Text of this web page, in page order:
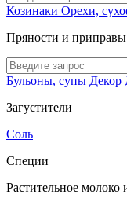
Козинаки Орехи,
Пряности и приправы
Бульоны, супы Декор
Загустители
Соль
Специи
Растительное молоко